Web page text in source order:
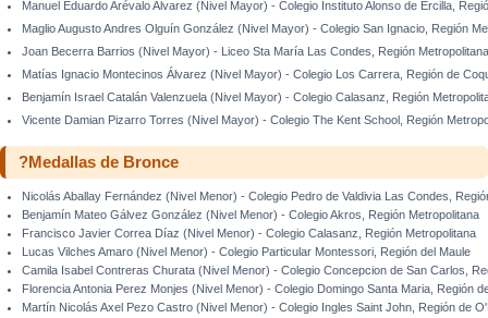
Manuel Eduardo Arévalo Alvarez (Nivel Mayor) - Colegio Instituto Alonso de Ercilla,
Maglio Augusto Andres Olguín González (Nivel Mayor) - Colegio San Ignacio, Región
Joan Becerra Barrios (Nivel Mayor) - Liceo Sta María Las Condes, Región Metropolitana
Matías Ignacio Montecinos Álvarez (Nivel Mayor) - Colegio Los Carrera, Región de
Benjamín Israel Catalán Valenzuela (Nivel Mayor) - Colegio Calasanz, Región
Vicente Damian Pizarro Torres (Nivel Mayor) - Colegio The Kent School, Región
?Medallas de Bronce
Nicolás Aballay Fernández (Nivel Menor) - Colegio Pedro de Valdivia Las Condes,
Benjamín Mateo Gálvez González (Nivel Menor) - Colegio Akros, Región Metropolitana
Francisco Javier Correa Díaz (Nivel Menor) - Colegio Calasanz, Región Metropolitana
Lucas Vilches Amaro (Nivel Menor) - Colegio Particular Montessori, Región del Maule
Camila Isabel Contreras Churata (Nivel Menor) - Colegio Concepcion de San Carlos,
Florencia Antonia Perez Monjes (Nivel Menor) - Colegio Domingo Santa Maria, Región
Martín Nicolás Axel Pezo Castro (Nivel Menor) - Colegio Ingles Saint John, Región de